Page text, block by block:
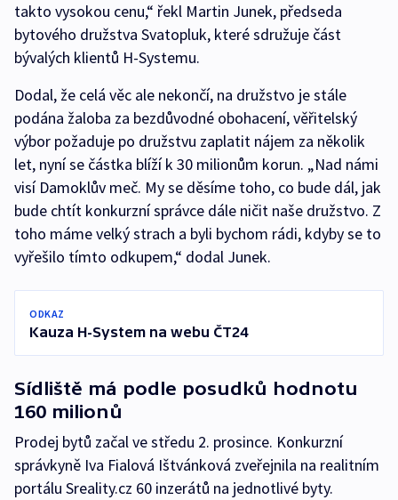
takto vysokou cenu,“ řekl Martin Junek, předseda
bytového družstva Svatopluk, které sdružuje část
bývalých klientů H-Systemu.
Dodal, že celá věc ale nekončí, na družstvo je stále
podána žaloba za bezdůvodné obohacení, věřitelský
výbor požaduje po družstvu zaplatit nájem za několik
let, nyní se částka blíží k 30 milionům korun. „Nad námi
visí Damoklův meč. My se děsíme toho, co bude dál, jak
bude chtít konkurzní správce dále ničit naše družstvo. Z
toho máme velký strach a byli bychom rádi, kdyby se to
vyřešilo tímto odkupem,“ dodal Junek.
ODKAZ
Kauza H-System na webu ČT24
Sídliště má podle posudků hodnotu
160 milionů
Prodej bytů začal ve středu 2. prosince. Konkurzní
správkyně Iva Fialová Ištvánková zveřejnila na realitním
portálu Sreality.cz 60 inzerátů na jednotlivé byty.